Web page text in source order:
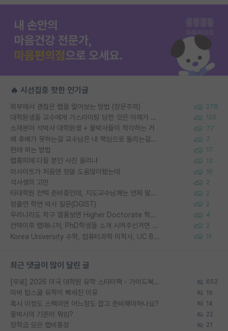
🔥 시선집중 핫한 인기글
외부에서 괜찮은 랩을 알아보는 방법 (장문주의) 278
대학원생들 교수에게 가스라이팅 당한 것은 이해가 갑니다. 안타깝네요. 120
소재분야 석박사 대학원생 + 물박사들이 착각하는 거 77
왜 후배가 못하는걸 교수님은 내 책임으로 돌리는걸까요? 7
편애 하는 방법 17
랩홈피에 다들 본인 사진 올리냐 13
이사이트가 처음엔 정말 도움많이됐는데 16
석사생의 고민 2
타대학원 컨텍 준비중인데, 지도교수님께는 언제 말씀드려야 할까요? 2
정출연 학연 박사 질문(DGIST) 2
우리나라도 학구 열풍보면 Higher Doctorate 학위가 필요하다고 봅니다. 4
컨택이후 랩매니저, PhD학생들 소개 시켜주신거면 거의 컨펌에 가깝나요? 2
Korea University 수학, 컴퓨터과학 이학사, UC Berkeley 산업공학 대학원 공학박사가 되는 것은 쉽지 않겠죠? 11
최근 댓글이 많이 달린 글
[무료] 2026 미국 대학원 유학 스타터팩 - 가이드북 & 합격자 컨택메일 템플릿 652
미박 탑스쿨 유학이 빡세진 이유 19
혹시 이정도 스펙이면 어느정도 잡고 준비해야하나요? 14
물박사의 기준이 뭐임? 22
장학금 모은 랩비통장 21